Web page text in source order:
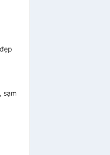
sạm